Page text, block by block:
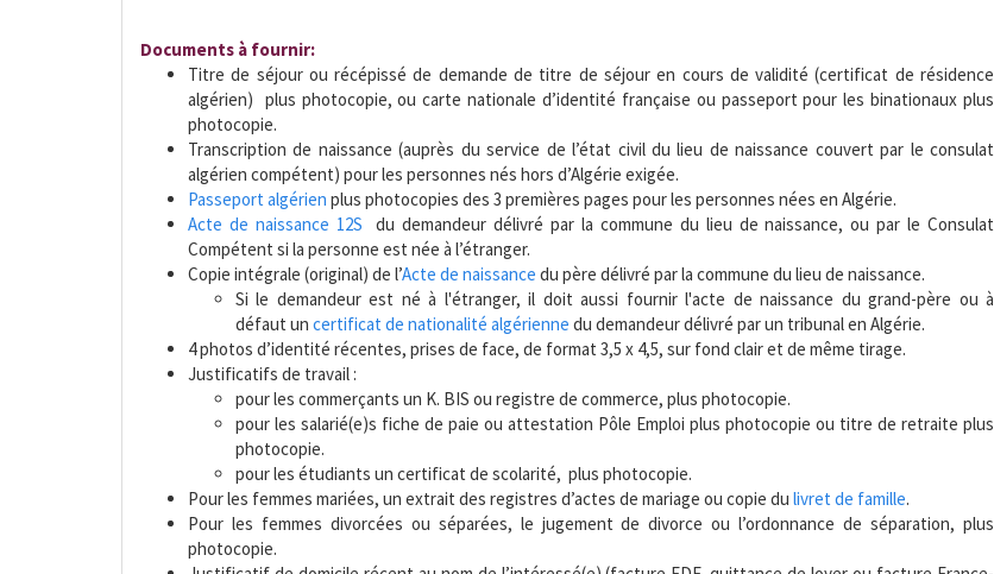
Documents à fournir:
Titre de séjour ou récépissé de demande de titre de séjour en cours de validité (certificat de résidence
algérien) plus photocopie, ou carte nationale d’identité française ou passeport pour les binationaux plus
photocopie.
Transcription de naissance (auprès du service de l’état civil du lieu de naissance couvert par le consulat
algérien compétent) pour les personnes nés hors d’Algérie exigée.
Passeport algérien plus photocopies des 3 premières pages pour les personnes nées en Algérie.
Acte de naissance 12S du demandeur délivré par la commune du lieu de naissance, ou par le Consulat
Compétent si la personne est née à l’étranger.
Copie intégrale (original) de l’Acte de naissance du père délivré par la commune du lieu de naissance.
Si le demandeur est né à l'étranger, il doit aussi fournir l'acte de naissance du grand-père ou à
défaut un certificat de nationalité algérienne du demandeur délivré par un tribunal en Algérie.
4 photos d’identité récentes, prises de face, de format 3,5 x 4,5, sur fond clair et de même tirage.
Justificatifs de travail :
pour les commerçants un K. BIS ou registre de commerce, plus photocopie.
pour les salarié(e)s fiche de paie ou attestation Pôle Emploi plus photocopie ou titre de retraite plus
photocopie.
pour les étudiants un certificat de scolarité, plus photocopie.
Pour les femmes mariées, un extrait des registres d’actes de mariage ou copie du livret de famille.
Pour les femmes divorcées ou séparées, le jugement de divorce ou l’ordonnance de séparation, plus
photocopie.